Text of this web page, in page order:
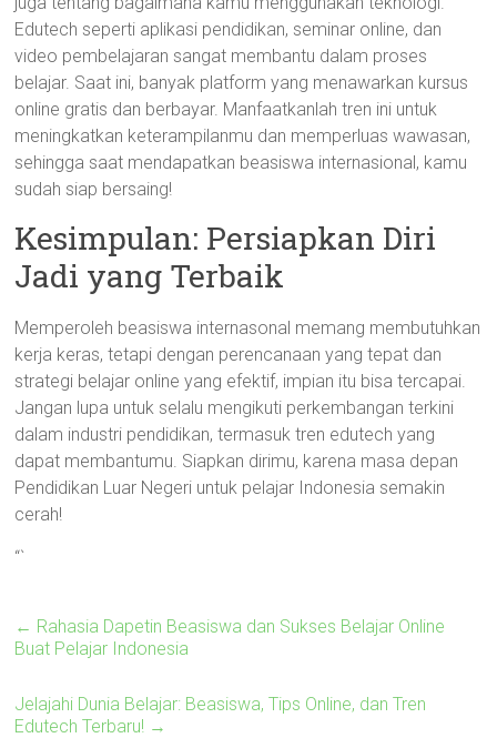
Edutech seperti aplikasi pendidikan, seminar online, dan
video pembelajaran sangat membantu dalam proses
belajar. Saat ini, banyak platform yang menawarkan kursus
online gratis dan berbayar. Manfaatkanlah tren ini untuk
meningkatkan keterampilanmu dan memperluas wawasan,
sehingga saat mendapatkan beasiswa internasional, kamu
sudah siap bersaing!
Kesimpulan: Persiapkan Diri
Jadi yang Terbaik
Memperoleh beasiswa internasonal memang membutuhkan
kerja keras, tetapi dengan perencanaan yang tepat dan
strategi belajar online yang efektif, impian itu bisa tercapai.
Jangan lupa untuk selalu mengikuti perkembangan terkini
dalam industri pendidikan, termasuk tren edutech yang
dapat membantumu. Siapkan dirimu, karena masa depan
Pendidikan Luar Negeri untuk pelajar Indonesia semakin
cerah!
“`
← Rahasia Dapetin Beasiswa dan Sukses Belajar Online
Buat Pelajar Indonesia
Jelajahi Dunia Belajar: Beasiswa, Tips Online, dan Tren
Edutech Terbaru! →